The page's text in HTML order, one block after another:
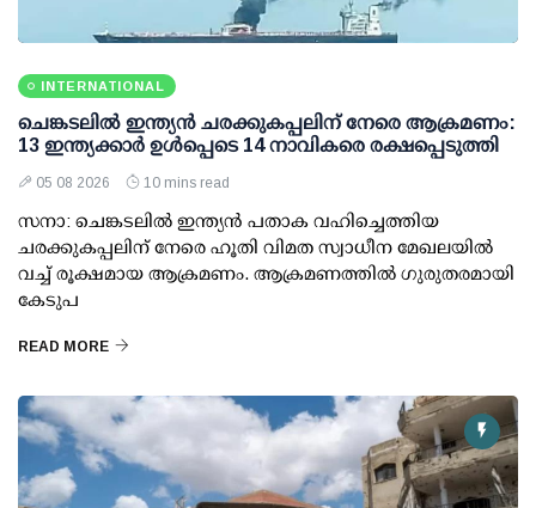
INTERNATIONAL
ചെങ്കടലില്‍ ഇന്ത്യന്‍ ചരക്കുകപ്പലിന് നേരെ ആക്രമണം:
13 ഇന്ത്യക്കാര്‍ ഉള്‍പ്പെടെ 14 നാവികരെ രക്ഷപ്പെടുത്തി
05 08 2026 10 mins read
സനാ: ചെങ്കടലില്‍ ഇന്ത്യന്‍ പതാക വഹിച്ചെത്തിയ
ചരക്കുകപ്പലിന് നേരെ ഹൂതി വിമത സ്വാധീന മേഖലയില്‍
വച്ച് രൂക്ഷമായ ആക്രമണം. ആക്രമണത്തില്‍ ഗുരുതരമായി
കേടുപ
READ MORE